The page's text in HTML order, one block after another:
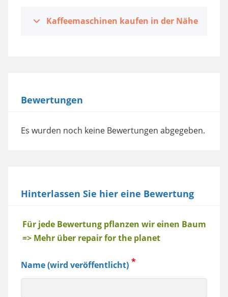
Kaffeemaschinen kaufen in der Nähe
Bewertungen
Es wurden noch keine Bewertungen abgegeben.
Hinterlassen Sie hier eine Bewertung
Baum
Für jede Bewertung pflanzen wir einen Baum
=> Mehr über repair for the planet
Name (wird veröffentlicht)